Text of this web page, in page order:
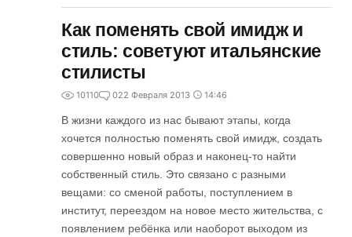
Как поменять свой имидж и
стиль: советуют итальянские
стилисты
10110 022 Февраля 2013 14:46
В жизни каждого из нас бывают этапы, когда
хочется полностью поменять свой имидж, создать
совершенно новый образ и наконец-то найти
собственный стиль. Это связано с разными
вещами: со сменой работы, поступлением в
институт, переездом на новое место жительства, с
появлением ребёнка или наоборот выходом из